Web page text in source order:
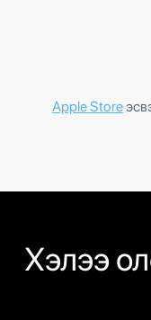
Apple Store
Хэлээ